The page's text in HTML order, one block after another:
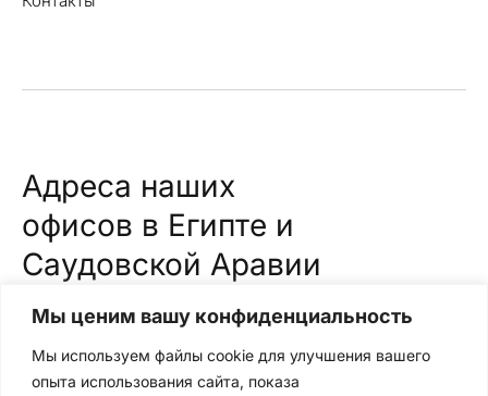
Мы ценим вашу конфиденциальность
Мы используем файлы cookie для улучшения вашего
опыта использования сайта, показа
Адреса наших
офисов в Египте и
Саудовской Аравии
Торговый центр Сафва, ул. принца Мамдуха бин
Абдулазиза, офис № 38, 2 этаж, Сулеймания, Эр-